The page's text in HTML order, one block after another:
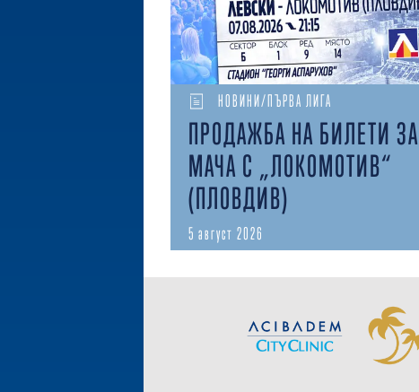
НОВИНИ/ПЪРВА ЛИГА
ПРОДАЖБА НА БИЛЕТИ ЗА
МАЧА С „ЛОКОМОТИВ“
(ПЛОВДИВ)
5 август 2026